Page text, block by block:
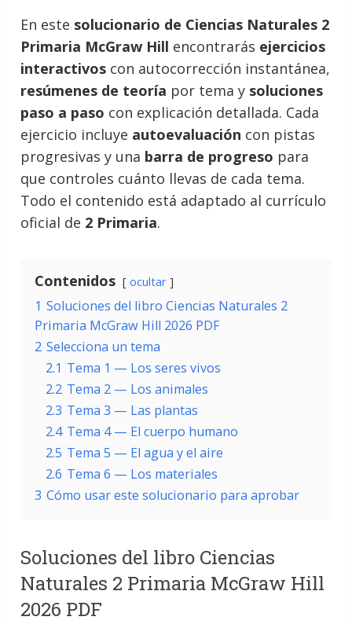
En este solucionario de Ciencias Naturales 2
Primaria McGraw Hill encontrarás ejercicios
interactivos con autocorrección instantánea,
resúmenes de teoría por tema y soluciones
paso a paso con explicación detallada. Cada
ejercicio incluye autoevaluación con pistas
progresivas y una barra de progreso para
que controles cuánto llevas de cada tema.
Todo el contenido está adaptado al currículo
oficial de 2 Primaria.
Contenidos ocultar
1 Soluciones del libro Ciencias Naturales 2
Primaria McGraw Hill 2026 PDF
2 Selecciona un tema
2.1 Tema 1 — Los seres vivos
2.2 Tema 2 — Los animales
2.3 Tema 3 — Las plantas
2.4 Tema 4 — El cuerpo humano
2.5 Tema 5 — El agua y el aire
2.6 Tema 6 — Los materiales
3 Cómo usar este solucionario para aprobar
Soluciones del libro Ciencias
Naturales 2 Primaria McGraw Hill
2026 PDF